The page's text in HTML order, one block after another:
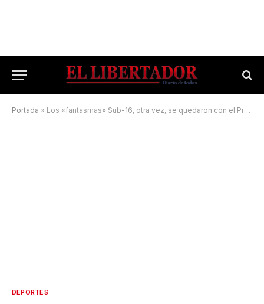
Portada » Los «fantasmas» Sub-16, otra vez, se quedaron con el Provincial de voley
DEPORTES